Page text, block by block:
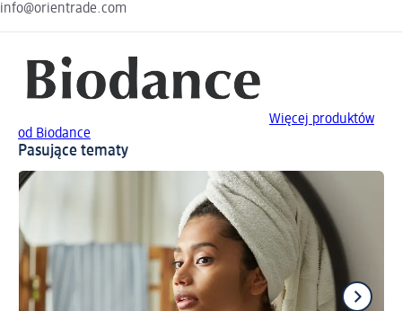
info@orientrade.com
Więcej produktów
od Biodance
Pasujące tematy